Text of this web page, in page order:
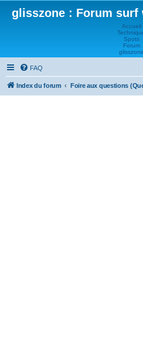
glisszone : Forum
Accueil
Spots
Forum
glisszone
FAQ
Index du forum Foire aux questions